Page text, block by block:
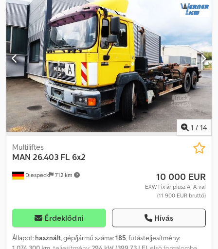
1 / 14
Diespeck 712 km
Multiliftes
MAN 26.403 FL 6x2
10 000 EUR
EXW Fix ár plusz ÁFA-val
(11 900 EUR bruttó)
Érdeklődni Hívás
Állapot: használt, gép/jármű száma:185, futásteljesítmény: